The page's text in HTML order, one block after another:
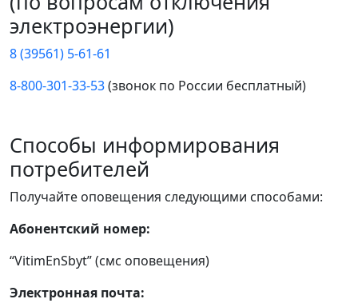
электроэнергии)
8 (39561) 5-61-61
8-800-301-33-53(звонок по России бесплатный)
Способы информирования
потребителей
Получайте оповещения следующими способами:
Абонентский номер:
“VitimEnSbyt” (смс оповещения)
Электронная почта: